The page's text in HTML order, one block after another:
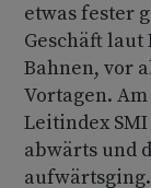
etwas fester
Geschäft
Bahnen, vor
Vortagen.
Leitindex
abwärts und